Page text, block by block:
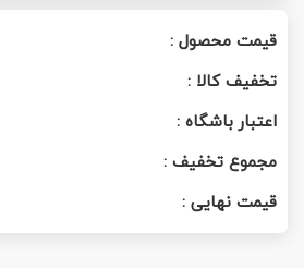
قیمت محصول :
تخفیف کالا :
اعتبار باشگاه :
مجموع تخفیف :
قیمت نهایی :